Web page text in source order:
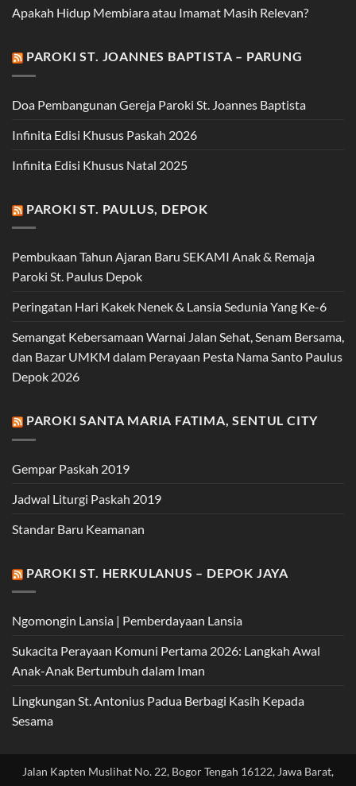
Apakah Hidup Membiara atau Imamat Masih Relevan?
PAROKI ST. JOANNES BAPTISTA – PARUNG
Doa Pembangunan Gereja Paroki St. Joannes Baptista
Infinita Edisi Khusus Paskah 2026
Infinita Edisi Khusus Natal 2025
PAROKI ST. PAULUS, DEPOK
Pembukaan Tahun Ajaran Baru SEKAMI Anak & Remaja
Paroki St. Paulus Depok
Peringatan Hari Kakek Nenek & Lansia Sedunia Yang Ke-6
Semangat Kebersamaan Warnai Jalan Sehat, Senam Bersama,
dan Bazar UMKM dalam Perayaan Pesta Nama Santo Paulus
Depok 2026
PAROKI SANTA MARIA FATIMA, SENTUL CITY
Gempar Paskah 2019
Jadwal Liturgi Paskah 2019
Standar Baru Keamanan
PAROKI ST. HERKULANUS – DEPOK JAYA
Ngomongin Lansia | Pemberdayaan Lansia
Sukacita Perayaan Komuni Pertama 2026: Langkah Awal
Anak-Anak Bertumbuh dalam Iman
Lingkungan St. Antonius Padua Berbagi Kasih Kepada
Sesama
Jalan Kapten Muslihat No. 22, Bogor Tengah 16122, Jawa Barat,